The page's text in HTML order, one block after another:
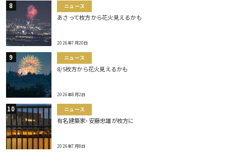
ニュース
あさって枚方から花火見えるかも
2026年7月20日
ニュース
8/5枚方から花火見えるかも
2026年8月2日
ニュース
有名建築家･安藤忠雄が枚方に
2026年7月8日